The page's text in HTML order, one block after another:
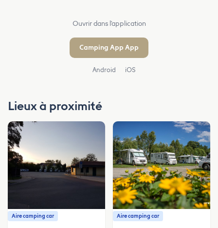
Ouvrir dans l'application
Camping App App
Android iOS
Lieux à proximité
Aire camping car Aire camping car